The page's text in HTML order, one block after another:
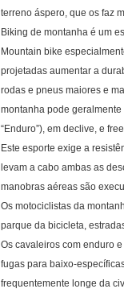
terreno áspero, que os faz
Biking de montanha é um
Mountain bike
projetadas aumentar a
rodas e pneus maiores e
montanha pode
“Enduro”), em declive, e
Este esporte exige a
levam a cabo ambas as
manobras aéreas são
Os motociclistas da
parque da bicicleta,
Os cavaleiros com enduro
fugas para baixo-
frequentemente longe da